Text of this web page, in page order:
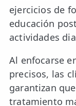
ejercicios de
educación
actividades
Al enfocarse
precisos, las
garantizan
tratamiento